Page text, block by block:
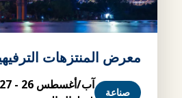
معرض المنتزهات
صناعة
آب/أغسطس 26 - 27, 2026